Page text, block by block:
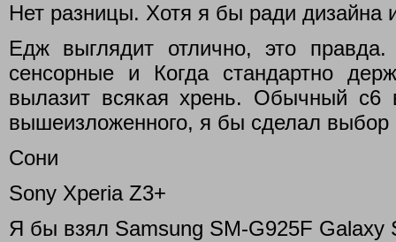
Нет разницы. Хотя я бы ради дизайна
Едж выглядит отлично, это
сенсорные и Когда стандартно
вылазит всякая хрень. Обычный
вышеизложенного, я бы сделал выбор
Сони
Sony Xperia Z3+
Я бы взял Samsung SM-G925F Galaxy